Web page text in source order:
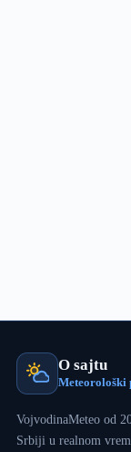
O sajtu
Meteorološki
VojvodinaMeteo od
Srbiji u realnom